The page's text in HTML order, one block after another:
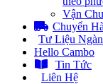
Vận
Chuyển
Tư Liệu
Hello Cambo
Tin Tức
Liên Hệ